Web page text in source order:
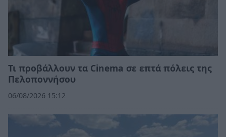
Τι προβάλλουν τα Cinema σε επτά πόλεις της
Πελοποννήσου
06/08/2026 15:12